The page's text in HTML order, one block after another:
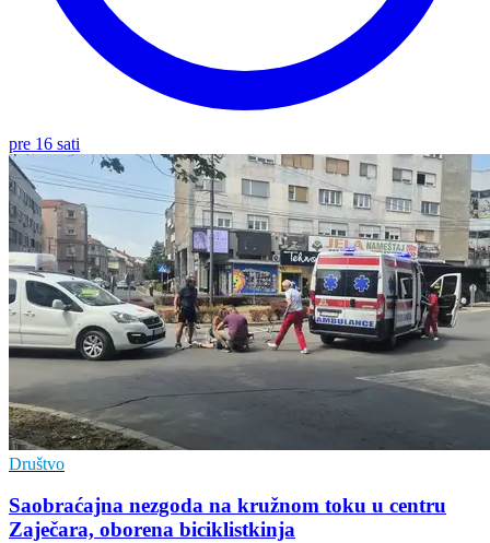
pre 16 sati
Društvo
Saobraćajna nezgoda na kružnom toku u centru
Zaječara, oborena biciklistkinja